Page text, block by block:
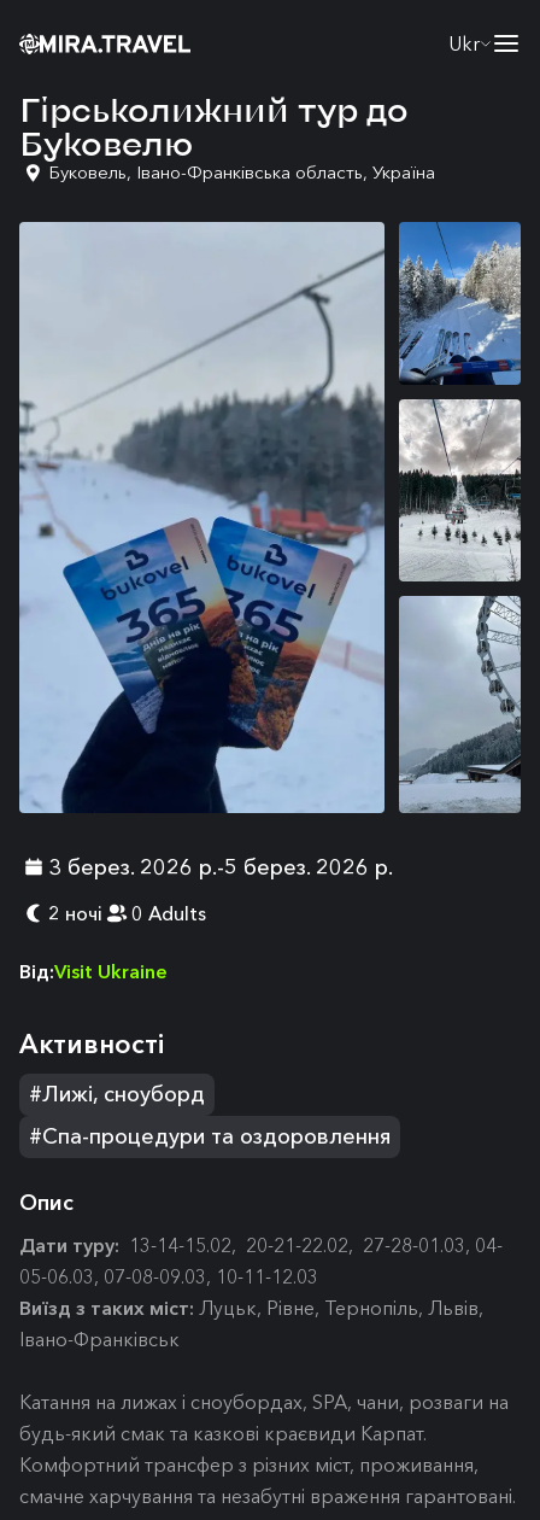
Ukr
Гірськолижний тур до
Буковелю
Буковель, Івано-Франківська область, Україна
3 берез. 2026 р.-5 берез. 2026 р.
2 ночі 0 Adults
Від:Visit Ukraine
Aктивності
#Лижі, cноуборд
#Спа-процедури та оздоровлення
Опис
Дати туру: 13-14-15.02, 20-21-22.02, 27-28-01.03, 04-
05-06.03, 07-08-09.03, 10-11-12.03
Виїзд з таких міст: Луцьк, Рівне, Тернопіль, Львів,
Івано-Франківськ
Катання на лижах і сноубордах, SPA, чани, розваги на
будь-який смак та казкові краєвиди Карпат.
Комфортний трансфер з різних міст, проживання,
смачне харчування та незабутні враження гарантовані.